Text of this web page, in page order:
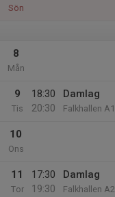
Sön
8
Mån
9
Tis
18:30
20:30
Damlag
Falkhallen A1
10
Ons
11
Tor
17:30
19:30
Damlag
Falkhallen A2